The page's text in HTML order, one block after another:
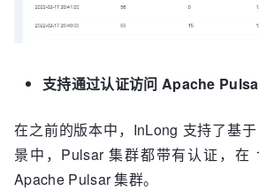
支持通过认证访问 Apache
在之前的版本中，InLong 支持了基
景中，Pulsar 集群都带有认证，
Apache Pulsar 集群。